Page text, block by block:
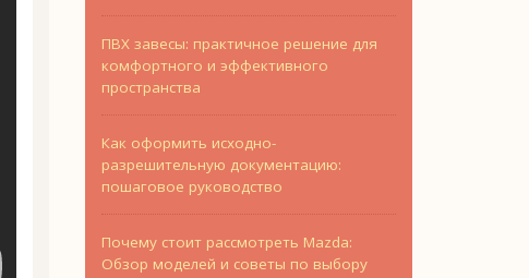
ПВХ завесы: практичное решение для
комфортного и эффективного
пространства
Как оформить исходно-
разрешительную документацию:
пошаговое руководство
Почему стоит рассмотреть Mazda:
Обзор моделей и советы по выбору